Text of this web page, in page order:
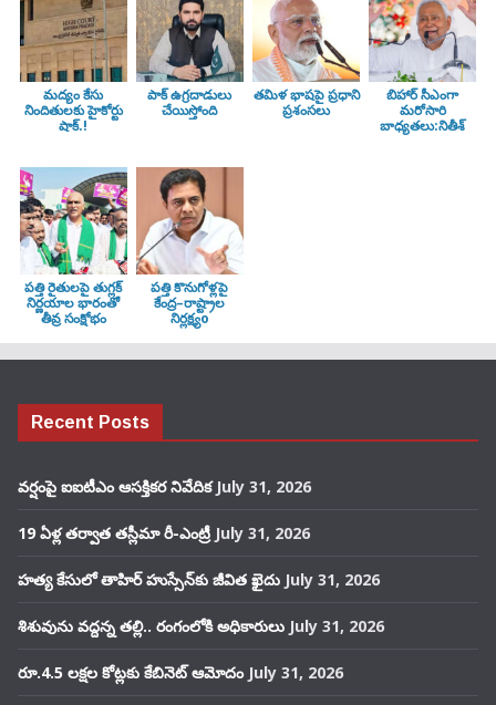
మద్యం కేసు
నిందితులకు హైకోర్టు
షాక్.!
పాక్ ఉగ్రదాడులు
చేయిస్తోంది
తమిళ భాషపై ప్రధాని
ప్రశంసలు
బిహార్ సీఎంగా
మరోసారి
బాధ్యతలు:నితీశ్
పత్తి రైతులపై తుగ్లక్‌
నిర్ణయాల భారంతో
తీవ్ర సంక్షోభం
పత్తి కొనుగోళ్లపై
కేంద్ర–రాష్ట్రాల
నిర్లక్ష్యo
Recent Posts
వర్షంపై ఐఐటీఎం ఆసక్తికర నివేదిక July 31, 2026
19 ఏళ్ల తర్వాత తస్లీమా రీ-ఎంట్రీ July 31, 2026
హత్య కేసులో తాహిర్ హుస్సేన్‌కు జీవిత ఖైదు July 31, 2026
శిశువును వద్దన్న తల్లి.. రంగంలోకి అధికారులు July 31, 2026
రూ.4.5 లక్షల కోట్లకు కేబినెట్ ఆమోదం July 31, 2026